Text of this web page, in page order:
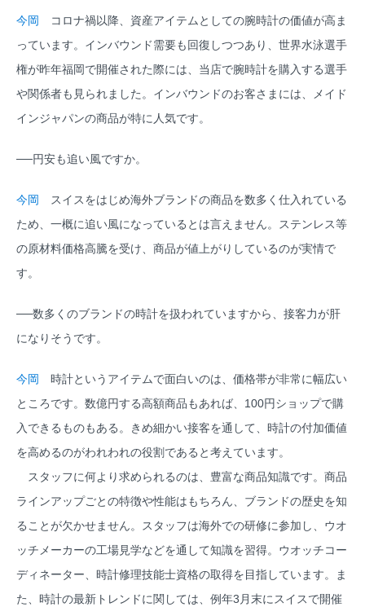
今岡
コロナ禍以降、資産アイテムとしての腕時計の価値が高ま
っています。インバウンド需要も回復しつつあり、世界水泳選手
権が昨年福岡で開催された際には、当店で腕時計を購入する選手
や関係者も見られました。インバウンドのお客さまには、メイド
インジャパンの商品が特に人気です。
──円安も追い風ですか。
今岡
スイスをはじめ海外ブランドの商品を数多く仕入れている
ため、一概に追い風になっているとは言えません。ステンレス等
の原材料価格高騰を受け、商品が値上がりしているのが実情で
す。
──数多くのブランドの時計を扱われていますから、接客力が肝
になりそうです。
今岡
時計というアイテムで面白いのは、価格帯が非常に幅広い
ところです。数億円する高額商品もあれば、100円ショップで購
入できるものもある。きめ細かい接客を通して、時計の付加価値
を高めるのがわれわれの役割であると考えています。
スタッフに何より求められるのは、豊富な商品知識です。商品
ラインアップごとの特徴や性能はもちろん、ブランドの歴史を知
ることが欠かせません。スタッフは海外での研修に参加し、ウオ
ッチメーカーの工場見学などを通して知識を習得。ウオッチコー
ディネーター、時計修理技能士資格の取得を目指しています。ま
た、時計の最新トレンドに関しては、例年3月末にスイスで開催